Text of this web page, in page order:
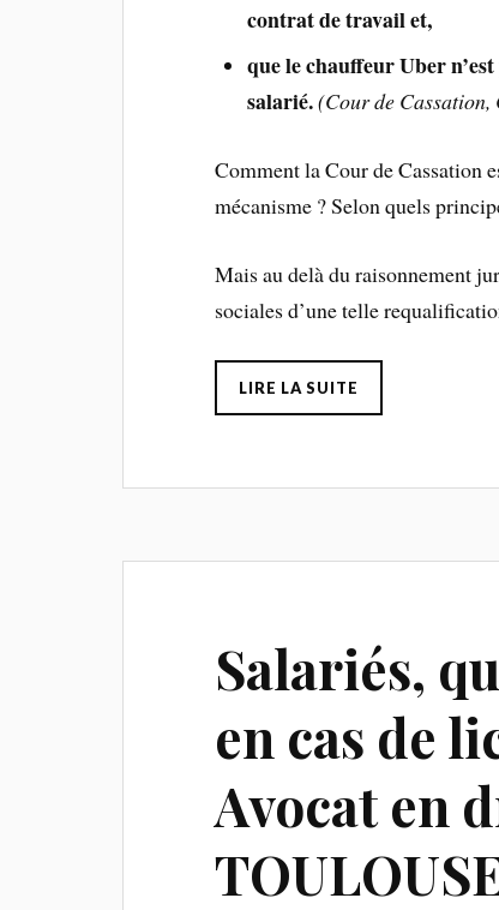
contrat de travail et,
que le chauffeur Uber
salarié.(Cour de Cassation,
Comment la Cour de Cassation
mécanisme ? Selon quels
Mais au delà du raisonnement
sociales d’une telle
LIRE LA SUITE
Salariés,
en cas de
Avocat en